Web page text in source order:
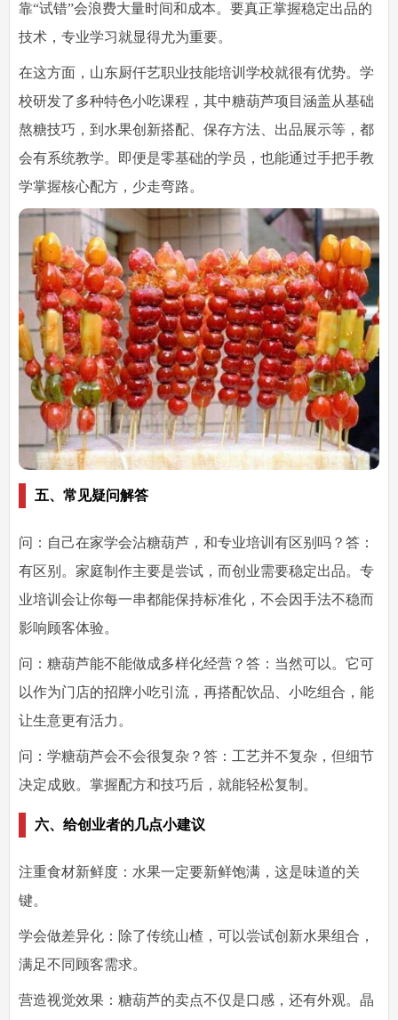
靠“试错”会浪费大量时间和成本。要真正掌握稳定出品的
技术，专业学习就显得尤为重要。
在这方面， 山东厨仟艺职业技能培训学校就很有优势。学
校研发了多种特色小吃课程，其中糖葫芦项目涵盖从基础
熬糖技巧，到水果创新搭配、保存方法、出品展示等，都
会有系统教学。即便是零基础的学员，也能通过手把手教
学掌握核心配方，少走弯路。
五、常见疑问解答
问：自己在家学会沾糖葫芦，和专业培训有区别吗？ 答：
有区别。家庭制作主要是尝试，而创业需要稳定出品。专
业培训会让你每一串都能保持标准化，不会因手法不稳而
影响顾客体验。
问：糖葫芦能不能做成多样化经营？ 答：当然可以。它可
以作为门店的招牌小吃引流，再搭配饮品、小吃组合，能
让生意更有活力。
问：学糖葫芦会不会很复杂？ 答：工艺并不复杂，但细节
决定成败。掌握配方和技巧后，就能轻松复制。
六、给创业者的几点小建议
注重食材新鲜度 ：水果一定要新鲜饱满，这是味道的关
键。
学会做差异化 ：除了传统山楂，可以尝试创新水果组合，
满足不同顾客需求。
营造视觉效果 ：糖葫芦的卖点不仅是口感，还有外观。晶